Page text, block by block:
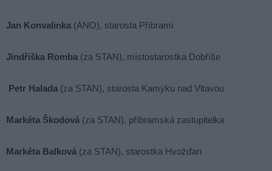
Jan Konvalinka (ANO), starosta Příbrami
Jindřiška Romba (za STAN), místostarostka Dobříše
Petr Halada (za STAN), starosta Kamýku nad Vltavou
Markéta Škodová (za STAN), příbramská zastupitelka
Markéta Balková (za STAN), starostka Hvožďan